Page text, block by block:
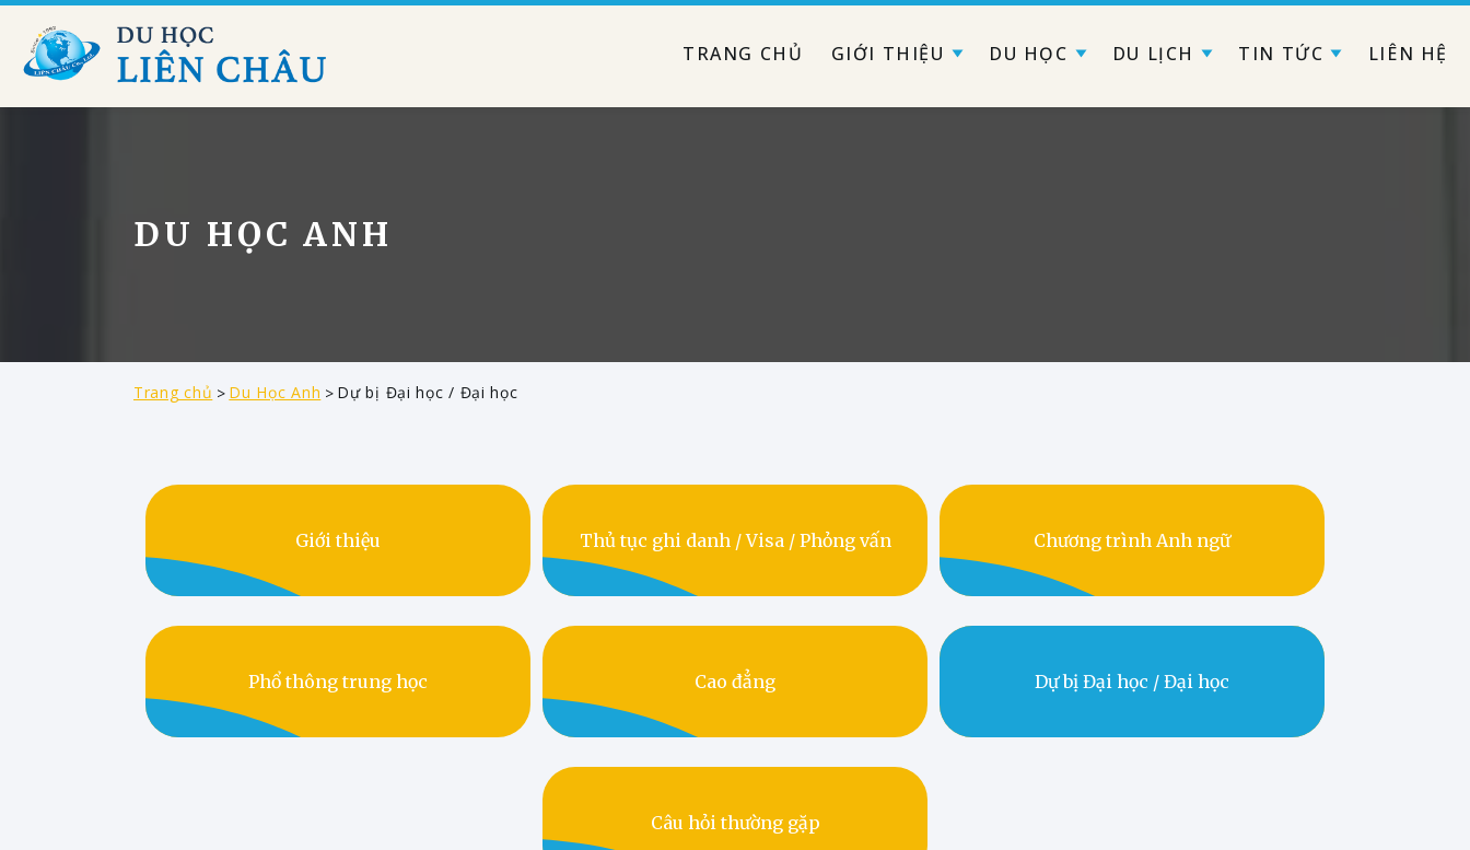
TRANG CHỦ GIỚI THIỆU DU HỌC DU LỊCH TIN TỨC LIÊN HỆ
DU HỌC ANH
Trang chủ Du Học Anh Dự bị Đại học / Đại học
Giới thiệu Thủ tục ghi danh / Visa / Phỏng vấn Chương trình Anh ngữ
Phổ thông trung học Cao đẳng Dự bị Đại học / Đại học
Câu hỏi thường gặp